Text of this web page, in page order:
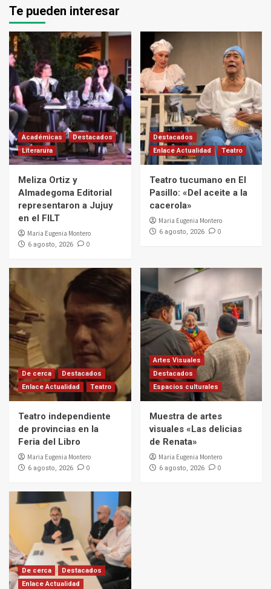
Te pueden interesar
Académicas
Destacados
Literarura
Meliza Ortiz y
Almadegoma Editorial
representaron a Jujuy
en el FILT
Maria Eugenia Montero
6 agosto, 2026 0
Destacados
Enlace Actualidad
Teatro
Teatro tucumano en El
Pasillo: «Del aceite a la
cacerola»
Maria Eugenia Montero
6 agosto, 2026 0
De cerca
Destacados
Enlace Actualidad
Teatro
Teatro independiente
de provincias en la
Feria del Libro
Maria Eugenia Montero
6 agosto, 2026 0
Artes Visuales
Destacados
Espacios culturales
Muestra de artes
visuales «Las delicias
de Renata»
Maria Eugenia Montero
6 agosto, 2026 0
De cerca
Destacados
Enlace Actualidad